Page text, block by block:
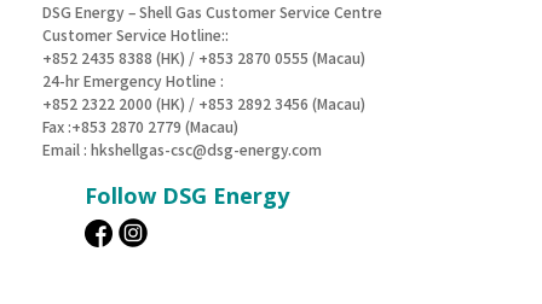
DSG Energy – Shell Gas Customer Service Centre
Customer Service Hotline::
+852 2435 8388 (HK) / +853 2870 0555 (Macau)
24-hr Emergency Hotline :
+852 2322 2000 (HK) / +853 2892 3456 (Macau)
Fax :+853 2870 2779 (Macau)
Email : hkshellgas-csc@dsg-energy.com
Follow DSG Energy